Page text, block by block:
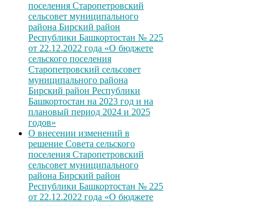
поселения Старопетровский
сельсовет муниципального
района Бирский район
Республики Башкортостан № 225
от 22.12.2022 года «О бюджете
сельского поселения
Старопетровский сельсовет
муниципального района
Бирский район Республики
Башкортостан на 2023 год и на
плановый период 2024 и 2025
годов»
О внесении изменений в
решение Совета сельского
поселения Старопетровский
сельсовет муниципального
района Бирский район
Республики Башкортостан № 225
от 22.12.2022 года «О бюджете